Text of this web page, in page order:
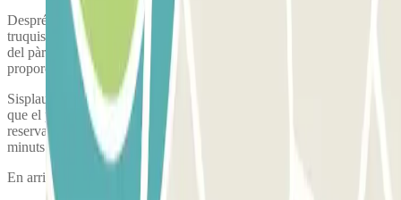
Després de completar la teva reserva a Parclick, és necessari que
truquis al pàrquing per reservar una plaça al bus que et traslladarà
del pàrquing a l'aeroport. El número de telèfon del pàrquing se't
proporcionarà una vegada feta la reserva.
Sisplau, arriba al pàrquing amb temps suficient. Tingues en compte
que el procés de check-in, des que aparques, es comprova la teva
reserva i agafes l'autobús a l'aeroport, dura aproximadament 5
minuts
En arribar es realitzarà una inspecció del teu vehicle.